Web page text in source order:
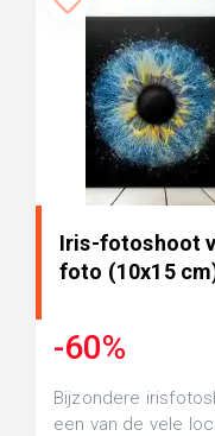
Iris-fotoshoot
foto (10x15
-60%
Bijzondere
een van de vele